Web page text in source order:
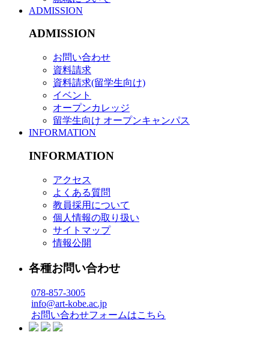
ADMISSION
ADMISSION
お問い合わせ
資料請求
資料請求(留学生向け)
イベント
オープンカレッジ
留学生向け オープンキャンパス
INFORMATION
INFORMATION
アクセス
よくある質問
教員採用について
個人情報の取り扱い
サイトマップ
情報公開
各種お問い合わせ
078-857-3005
info@art-kobe.ac.jp
お問い合わせフォームはこちら